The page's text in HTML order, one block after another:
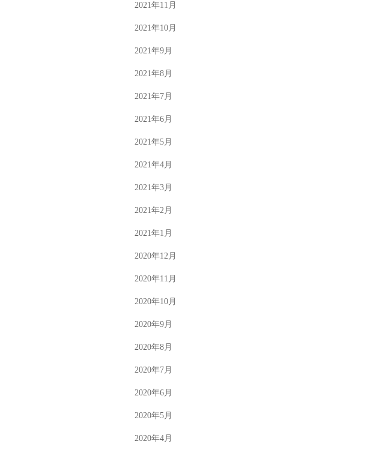
2021年11月
2021年10月
2021年9月
2021年8月
2021年7月
2021年6月
2021年5月
2021年4月
2021年3月
2021年2月
2021年1月
2020年12月
2020年11月
2020年10月
2020年9月
2020年8月
2020年7月
2020年6月
2020年5月
2020年4月